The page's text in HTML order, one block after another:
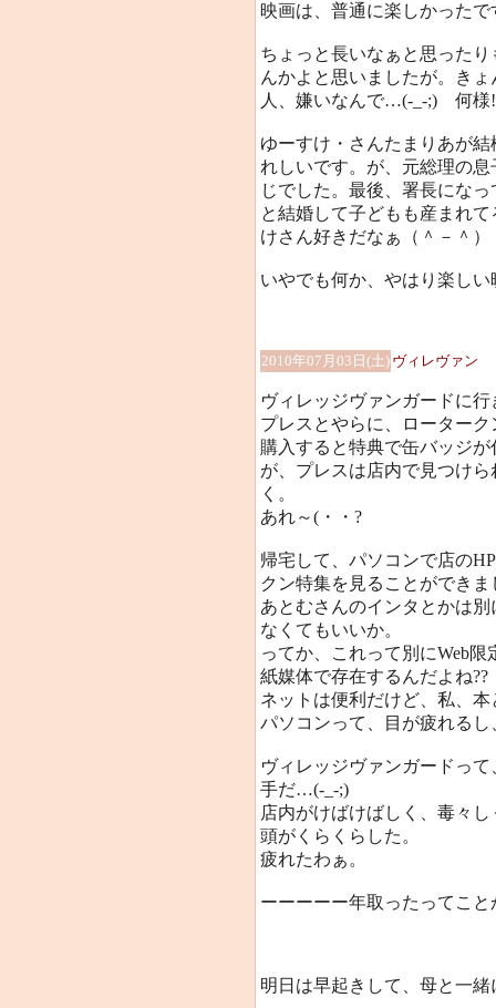
映画は、普通に楽しかった
ちょっと長いなぁと思った
んかよと思いましたが。き
人、嫌いなんで…(-_-;) 何様
ゆーすけ・さんたまりあが
れしいです。が、元総理の
じでした。最後、署長にな
と結婚して子どもも産まれ
けさん好きだなぁ（＾－＾）
いやでも何か、やはり楽しい
2010年07月03日(土) ヴィレヴァン
ヴィレッジヴァンガードに行
プレスとやらに、ローター
購入すると特典で缶バッジ
が、プレスは店内で見つけ
く。
あれ～(・・?
帰宅して、パソコンで店の
クン特集を見ることができ
あとむさんのインタとかは
なくてもいいか。
ってか、これって別にWeb
紙媒体で存在するんだよね??
ネットは便利だけど、私、
パソコンって、目が疲れる
ヴィレッジヴァンガードっ
手だ…(-_-;)
店内がけばけばしく、毒々
頭がくらくらした。
疲れたわぁ。
ーーーーー年取ったってこと
明日は早起きして、母と一